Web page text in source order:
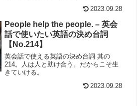
2023.09.28
People help the people. – 英会
話で使いたい英語の決め台詞
【No.214】
英会話で使える英語の決め台詞 其の
214。人は人と助け合う。だからこそ生
きていける。
2023.09.28